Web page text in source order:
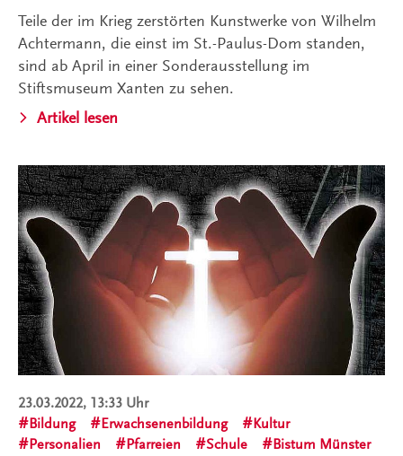
Teile der im Krieg zerstörten Kunstwerke von Wilhelm
Achtermann, die einst im St.-Paulus-Dom standen,
sind ab April in einer Sonderausstellung im
Stiftsmuseum Xanten zu sehen.
Artikel lesen
23.03.2022, 13:33 Uhr
Bildung
Erwachsenenbildung
Kultur
Personalien
Pfarreien Schule
Bistum Münster